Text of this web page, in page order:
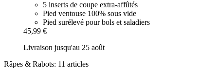
5 inserts de coupe extra-affûtés
Pied ventouse 100% sous vide
Pied surélevé pour bols et saladiers
45,99 €
Livraison jusqu'au 25 août
Râpes & Rabots: 11 articles